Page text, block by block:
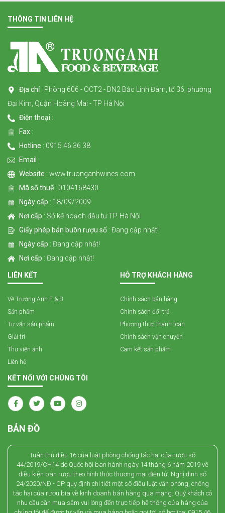
THÔNG TIN LIÊN HỆ
Địa chỉ : Phòng 606 - OCT2 - DN2 Bắc Linh Đàm, tổ 36, phường
Đại Kim, Quận Hoàng Mai - TP Hà Nội
Điện thoại :
Fax :
Hotline : 0915 46 36 38
Email :
Website : www.truonganhwines.com
Mã số thuế : 0104168430
Ngày cấp : 18/09/2009
Nơi cấp : Sở kế hoạch đầu tư TP. Hà Nội
Giấy phép bán buôn rượu số : Đang cập nhật!
Ngày cấp : Đang cập nhật!
Nơi cấp : Đang cập nhật!
LIÊN KẾT
Về Trường Anh F & B
Sản phẩm
Tư vấn sản phẩm
Giải trí
Thư viện ảnh
Liên hệ
HỖ TRỢ KHÁCH HÀNG
Chính sách bán hàng
Chính sách đổi trả
Phương thức thanh toán
Chính sách vận chuyển
Cam kết sản phẩm
KẾT NỐI VỚI CHÚNG TÔI
BẢN ĐỒ
Tuân thủ điều 16 của luật phòng chống tác hại của rượu số
44/2019/CH14 do Quốc hội ban hành ngày 14 tháng 6 năm 2019 về
điều kiện bán rượu theo hình thức thương mại điện tử. Nghị định số
24/2020/NĐ - CP quy định chi tiết một số điều luật văn phòng, chống
tác hại của rượu bia về kinh doanh bán hàng qua mạng. Quý khách có
nhu cầu cần mua sắm vui lòng đến trực tiếp hệ thống cửa hàng của